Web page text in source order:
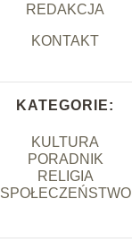
REDAKCJA
KONTAKT
KATEGORIE:
KULTURA
PORADNIK
RELIGIA
SPOŁECZEŃSTWO